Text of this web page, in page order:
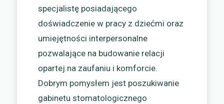
specjalistę posiadającego
doświadczenie w pracy z dziećmi oraz
umiejętności interpersonalne
pozwalające na budowanie relacji
opartej na zaufaniu i komforcie.
Dobrym pomysłem jest poszukiwanie
gabinetu stomatologicznego